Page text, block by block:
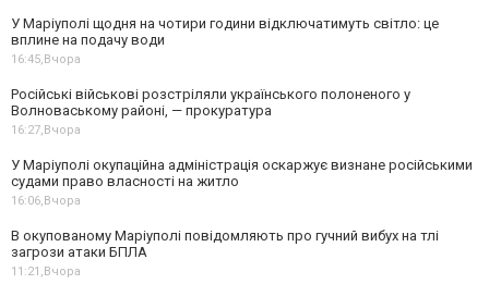
У Маріуполі щодня на чотири години відключатимуть світло: це
вплине на подачу води
16:45,Вчора
Російські військові розстріляли українського полоненого у
Волноваському районі, — прокуратура
16:27,Вчора
У Маріуполі окупаційна адміністрація оскаржує визнане російськими
судами право власності на житло
16:06,Вчора
В окупованому Маріуполі повідомляють про гучний вибух на тлі
загрози атаки БПЛА
11:21,Вчора